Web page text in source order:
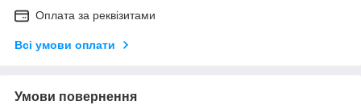
Оплата за реквізитами
Всі умови оплати
Умови повернення